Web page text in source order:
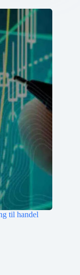
til handel